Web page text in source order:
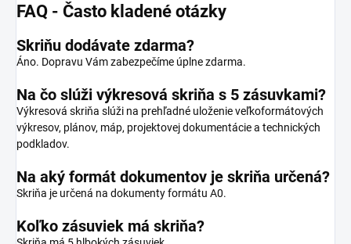
FAQ - Často kladené otázky
Skriňu dodávate zdarma?
Áno. Dopravu Vám zabezpečíme úplne zdarma.
Na čo slúži výkresová skriňa s 5 zásuvkami?
Výkresová skriňa slúži na prehľadné uloženie veľkoformátových
výkresov, plánov, máp, projektovej dokumentácie a technických
podkladov.
Na aký formát dokumentov je skriňa určená?
Skriňa je určená na dokumenty formátu A0.
Koľko zásuviek má skriňa?